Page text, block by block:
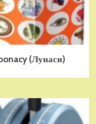
(Лунаси)